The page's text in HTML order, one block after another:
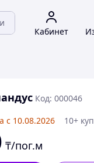
Кабинет
Код: 000046
с 10.08.2026
10+
₸/пог.м